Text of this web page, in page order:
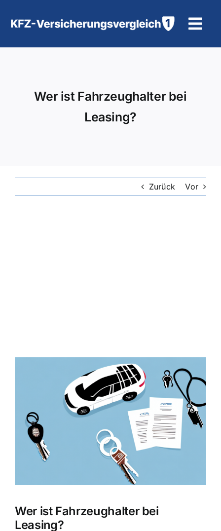
Inhalt
Wer ist Fahrzeughalter bei
Leasing?
Zurück Vor
Wer ist Fahrzeughalter bei
Leasing?